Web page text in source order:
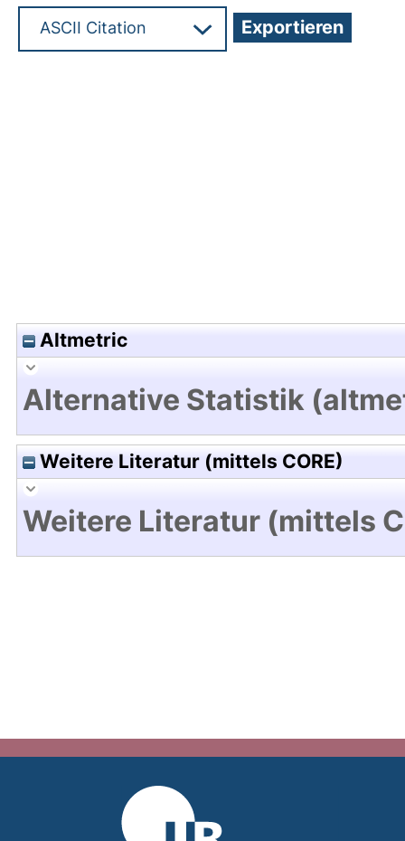
Altmetric
Alternative Statistik
Weitere Literatur (mittels CORE)
Weitere Literatur (mittels